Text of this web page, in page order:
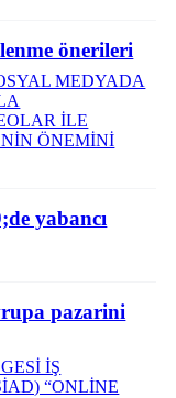
önerileri
MEDYADA
İLE
ÖNEMİNİ
yabancı
pazarini
İŞ
“ONLİNE